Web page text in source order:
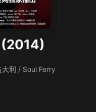
(2014)
利 / Soul Ferry